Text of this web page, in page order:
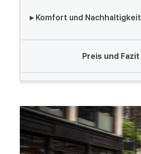
▸ Komfort und Nachhaltigkeit
Preis und Fazit